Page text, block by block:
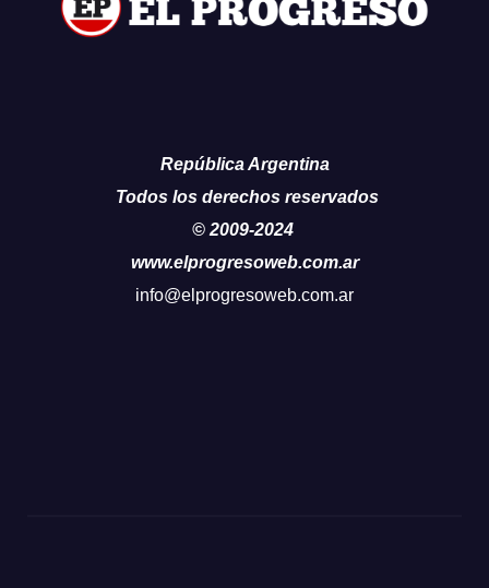
República Argentina
Todos los derechos reservados
© 2009-2024
www.elprogresoweb.com.ar
info@elprogresoweb.com.ar